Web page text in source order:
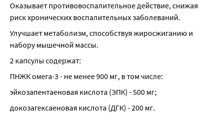
Оказывает противовоспалительное действие, снижая
риск хронических воспалительных заболеваний.
Улучшает метаболизм, способствуя жиросжиганию и
набору мышечной массы.
2 капсулы содержат:
ПНЖК омега-3 - не менее 900 мг, в том числе:
эйкозапентаеновая кислота (ЭПК) - 500 мг;
докозагексаеновая кислота (ДГК) - 200 мг.